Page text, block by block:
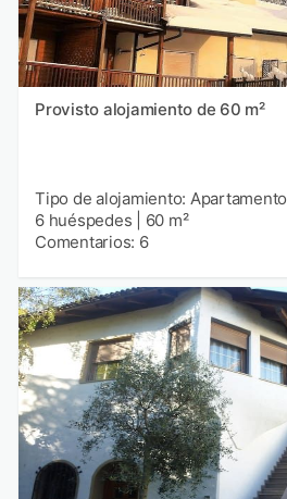
Provisto alojamiento de 60 m²
Tipo de alojamiento: Apartamento
6 huéspedes
60 m²
Comentarios: 6